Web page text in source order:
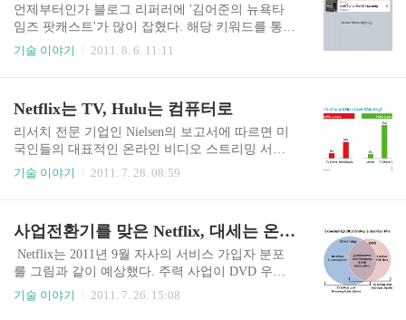
만 일본에서는 미국과 달리 광고가 포함되지 않고
콘텐츠만 제공된다. 또한 CBS 콘텐츠는 미국에서
제공되지 않지만 일본에서는 제공된다. Lost, 위기
의 주부들, Prison Break, X-File, 24, Heroes, Roswell
언제부터인가 블로그 리퍼러에 '김어준의 뉴욕타
임즈 팟캐스트'가 많이 잡혔다. 해당 키워드를 통해
내 블로그로 접속을 많이 했다는 뜻인데, 엄밀하게
터 디지털 콘텐츠 유통의 측면에서 가능성을 발견
한 기술이었다. 이 블로그의 자체검색을 통해 Podc
ast라고 입력하면 많은 관련 글들을 만날 수 있다.
이 블로그에는 초기부터 팟캐스트에 대한 글들이
많았는데, 2008년을 정점으로 내용이 줄어들었다.
하는데, RSS를 통해 콘텐츠를 배급한다. 2010/01/2
0 - 잊혀지..
기술 이야기 2011. 8. 6. 11:11
Netflix는 TV, Hulu는 컴퓨터로
리서치 전문 기업인 Nielsen의 보고서에 따르면 미
국인들의 대표적인 온라인 비디오 스트리밍 서비
스 Netflix와 Hulu의 콘텐츠 소비 행태가 확연하게
있으며, Hulu는 주로 컴퓨터를 통해 서비스를 이용
하는 것으로 나타났다. 컴퓨터를 통해 서비스를 이
용하는 비율은 Hulu가 월등히 높았으며, 상대적으
로 Netlfix는 컴퓨터보다는 TV 화면을 이용하는 것
이 일반적인 것으로 나타났다. Hulu는 89%의 사용
기술 이야기 2011. 7. 28. 08:59
사업전환기를 맞은 Netflix, 대세는 온라인 스트리밍이다
Netflix는 2011년 9월 자사의 서비스 가입자 분포
를 그림과 같이 예상했다. 주력 사업이 DVD 우편
배달에서 온라인 비디오 스트리밍으로 전환되었다
기술 이야기 2011. 7. 26. 15:08